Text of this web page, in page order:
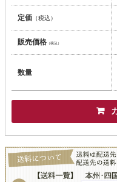
定価 （税込）
販売価格（税込）
数量